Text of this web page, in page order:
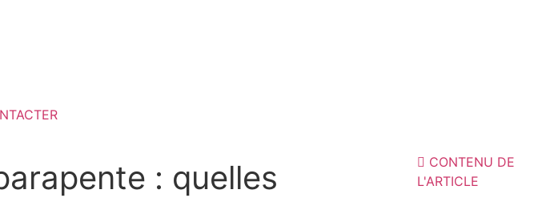
: quelles
CONTENU DE
L'ARTICLE